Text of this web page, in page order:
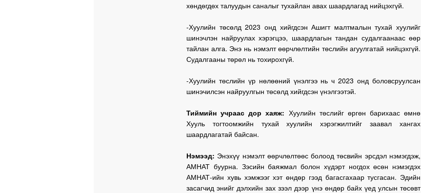
хөндөгдөх талуудын саналыг тухайлан авах шаардлагад нийцэхгүй.
-Хуулийн төсөлд 2023 онд хийгдсэн Ашигт малтмалын тухай хуулийг
шинэчлэн найруулах хэрэгцээ, шаардлагын тандан судалгаанаас өөр
тайлан алга. Энэ нь нэмэлт өөрчлөлтийн төслийн агуулгатай нийцэхгүй.
Судалгааны төрөл нь тохирохгүй.
-Хуулийн төслийн үр нөлөөний үнэлгээ нь ч 2023 онд боловсруулсан
шинэчилсэн найруулгын төсөлд хийгдсэн үнэлгээтэй.
Тиймийн учраас дор хаяж: Хуулийн төслийг өргөн барихаас өмнө
Хууль тогтоомжийн тухай хуулийн хэрэгжилтийг заавал хангах
шаардлагатай байсан.
Нэмээд: Энэхүү нэмэлт өөрчлөлтөөс болоод төсвийн эрсдэл нэмэгдэж,
АМНАТ буурна. Зэсийн баяжмал болон хүдэрт ногдох өсөн нэмэгдэх
АМНАТ-ийн хувь хэмжээг хэт өндөр гээд багасгахаар тусгасан. Эдийн
засагчид энийг дэлхийн зах зээл дээр үнэ өндөр байх үед улсын төсөвт